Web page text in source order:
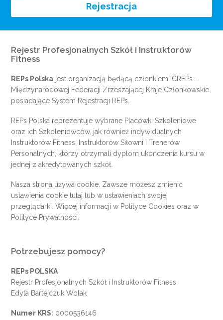
Rejestracja
Rejestr Profesjonalnych Szkół i Instruktorów
Fitness
REPs Polska jest organizacją będącą członkiem ICREPs -
Międzynarodowej Federacji Zrzeszającej Kraje Członkowskie
posiadające System Rejestracji REPs.
REPs Polska reprezentuje wybrane Placówki Szkoleniowe
oraz ich Szkoleniowców, jak również indywidualnych
Instruktorów Fitness, Instruktorów Siłowni i Trenerów
Personalnych, którzy otrzymali dyplom ukończenia kursu w
jednej z akredytowanych szkół.
Nasza strona używa cookie. Zawsze możesz zmienić
ustawienia cookietutaj lub w ustawieniach swojej
przeglądarki. Więcej informacji w Polityce Cookies oraz w
Polityce Prywatności
Potrzebujesz pomocy?
REPs POLSKA
Rejestr Profesjonalnych Szkół i Instruktorów Fitness
Edyta Bartejczuk Wolak
Numer KRS: 0000536146